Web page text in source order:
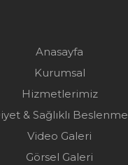
Anasayfa
Kurumsal
Hizmetlerimiz
& Sağlıklı Beslenme
Video Galeri
Görsel Galeri